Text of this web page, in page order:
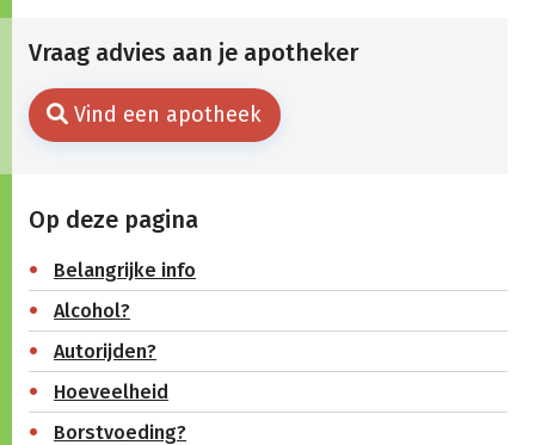
Vraag advies aan je apotheker
Vind een apotheek
Op deze pagina
Belangrijke info
Alcohol?
Autorijden?
Hoeveelheid
Borstvoeding?